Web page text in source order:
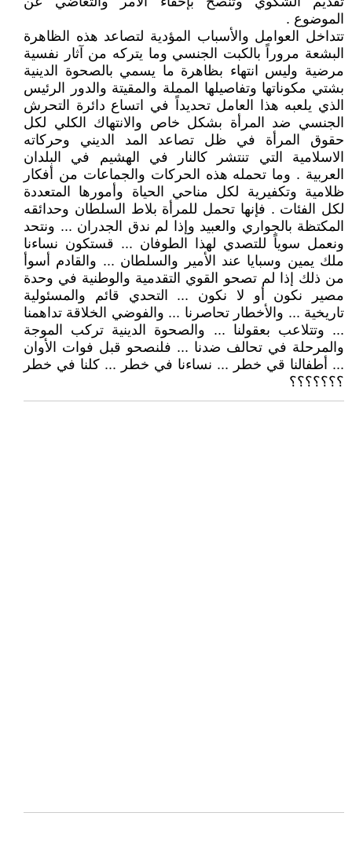
الموضوع .
تتداخل العوامل والأسباب المؤدية لتصاعد هذه الظاهرة
البشعة مروراً بالكبت الجنسي وما يتركه من آثار نفسية
مرضية وليس انتهاء بظاهرة ما يسمي بالصحوة الدينية
بشتي مكوناتها وتفاصيلها المملة والمقيتة والدور الرئيس
الذي يلعبه هذا العامل تحديداً في اتساع دائرة التحرش
الجنسي ضد المرأة بشكل خاص والانتهاك الكلي لكل
حقوق المرأة في ظل تصاعد المد الديني وحركاته
الاسلامية التي تنتشر كالنار في الهشيم في البلدان
العربية . وما تحمله هذه الحركات والجماعات من أفكار
ظلامية وتكفيرية لكل مناحي الحياة وأمورها المتعددة
لكل الفئات . فإنها تحمل للمرأة بلاط السلطان وحدائقه
المكتظة بالجواري والعبيد وإذا لم ندق الجدران ... ونتحد
ونعمل سوياً للتصدي لهذا الطوفان ... قستكون نساءنا
ملك يمين وسبايا عند الأمير والسلطان ... والقادم أسوأ
من ذلك إذا لم تصحو القوي التقدمية والوطنية في وحدة
مصير نكون أو لا نكون ... التحدي قائم والمسئولية
تاريخية ... والأخطار تحاصرنا ... والفوضي الخلاقة تداهمنا
... وتتلاعب بعقولنا ... والصحوة الدينية تركب الموجة
والمرحلة في تحالف ضدنا ... فلنصحو قبل فوات الأوان
... أطفالنا قي خطر ... نساءنا في خطر ... كلنا في خطر
؟؟؟؟؟؟؟